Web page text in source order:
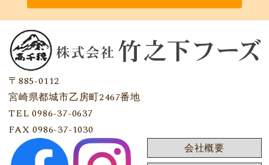
〒885-0112
宮崎県都城市乙房町2467番地
TEL 0986-37-0637
FAX 0986-37-1030
会社概要